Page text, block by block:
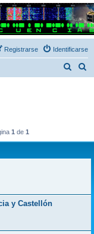
Identificarse
Registrarse
1 de 1
y Castellón